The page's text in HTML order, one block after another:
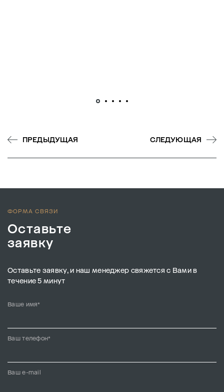
ПРЕДЫДУЩАЯ СЛЕДУЮЩАЯ
ФОРМА СВЯЗИ
Оставьте
заявку
Оставьте заявку, и наш менеджер свяжется с Вами в
течение 5 минут
Ваше имя*
Ваш телефон*
Ваш e-mail